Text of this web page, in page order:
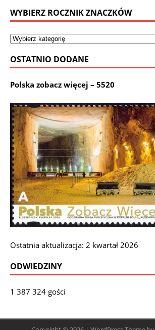
WYBIERZ ROCZNIK ZNACZKÓW
OSTATNIO DODANE
Polska zobacz więcej – 5520
Ostatnia aktualizacja: 2 kwartał 2026
ODWIEDZINY
1 387 324 gości